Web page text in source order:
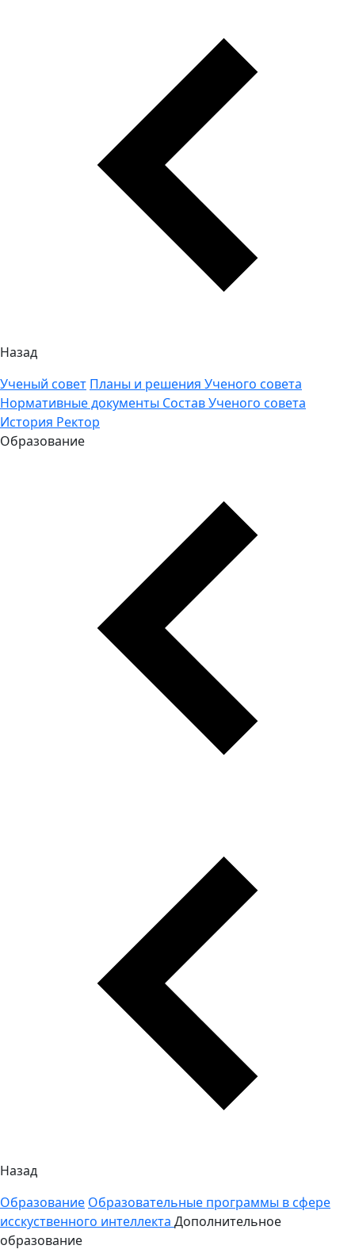
Назад
Ученый совет Планы и решения Ученого совета
Нормативные документы Состав Ученого совета
История Ректор
Образование
Назад
Образование Образовательные программы в сфере
исскуственного интеллекта Дополнительное
образование